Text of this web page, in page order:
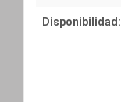
Disponibilidad: